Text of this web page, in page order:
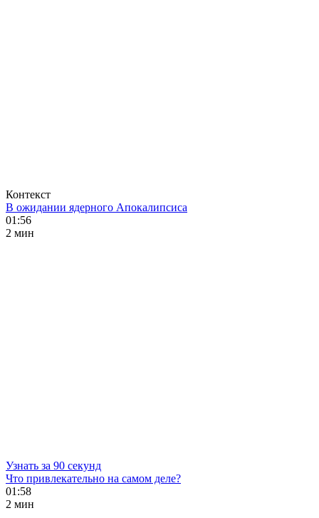
Контекст
В ожидании ядерного Апокалипсиса
01:56
2 мин
Узнать за 90 секунд
Что привлекательно на самом деле?
01:58
2 мин